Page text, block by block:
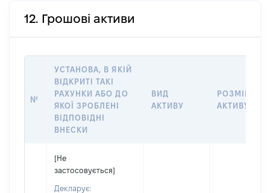
12. Грошові активи
№
УСТАНОВА, В ЯКІЙ
ВІДКРИТІ ТАКІ
РАХУНКИ АБО ДО
ЯКОЇ ЗРОБЛЕНІ
ВІДПОВІДНІ
ВНЕСКИ
ВИД
АКТИВУ
РОЗМІР
АКТИВУ
[Не
застосовується]
Декларує: